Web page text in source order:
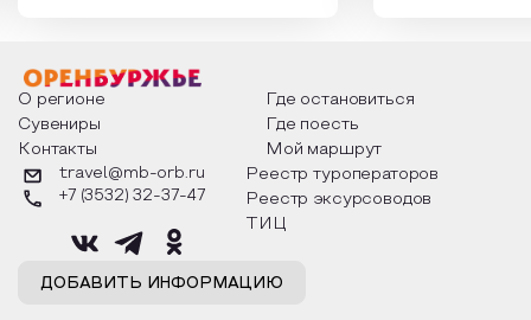
о том, как встречают новый год в
разных уголках страны, какие
обряды совершают на удачу и
благополучие, в чем схожи и
различаются традиции. Кто такой
Дед Мороз и откуда он пришел, как
его называют в разных уголках
страны и как появились елочные
Твардовского и
каждой строчке
восхищение
яркому времени
О регионе
Где остановиться
Сувениры
Где поесть
Контакты
Мой маршрут
ДОБАВИТЬ ИНФОРМАЦИЮ
travel@mb-orb.ru
+7 (3532) 32-37-47
Реестр туроператоров
Реестр эксурсоводов
ТИЦ